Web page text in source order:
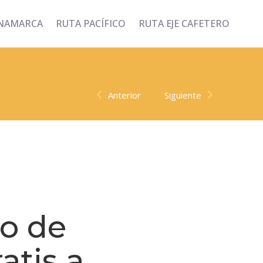
RUTA PACÍFICO RUTA EJE CAFETERO
Anterior Siguiente
de